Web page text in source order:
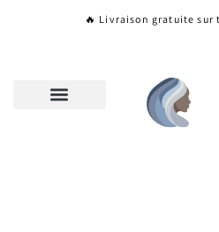
🔥 Livraison gratuite sur